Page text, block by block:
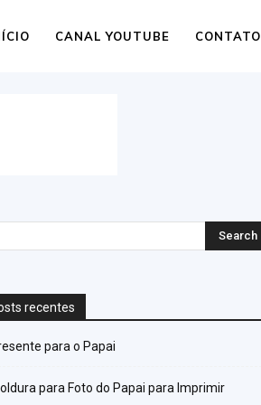
CANAL YOUTUBE CONTATO
recentes
para o Papai
para Foto do Papai para Imprimir